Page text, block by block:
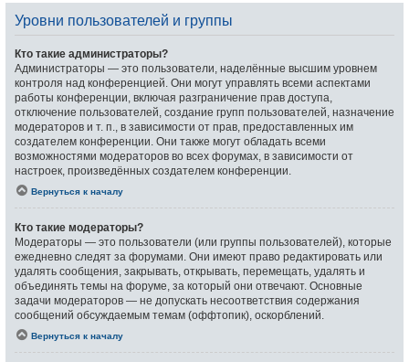
Уровни пользователей и группы
Кто такие администраторы?
Администраторы — это пользователи, наделённые высшим уровнем
контроля над конференцией. Они могут управлять всеми аспектами
работы конференции, включая разграничение прав доступа,
отключение пользователей, создание групп пользователей, назначение
модераторов и т. п., в зависимости от прав, предоставленных им
создателем конференции. Они также могут обладать всеми
возможностями модераторов во всех форумах, в зависимости от
настроек, произведённых создателем конференции.
Вернуться к началу
Кто такие модераторы?
Модераторы — это пользователи (или группы пользователей), которые
ежедневно следят за форумами. Они имеют право редактировать или
удалять сообщения, закрывать, открывать, перемещать, удалять и
объединять темы на форуме, за который они отвечают. Основные
задачи модераторов — не допускать несоответствия содержания
сообщений обсуждаемым темам (оффтопик), оскорблений.
Вернуться к началу